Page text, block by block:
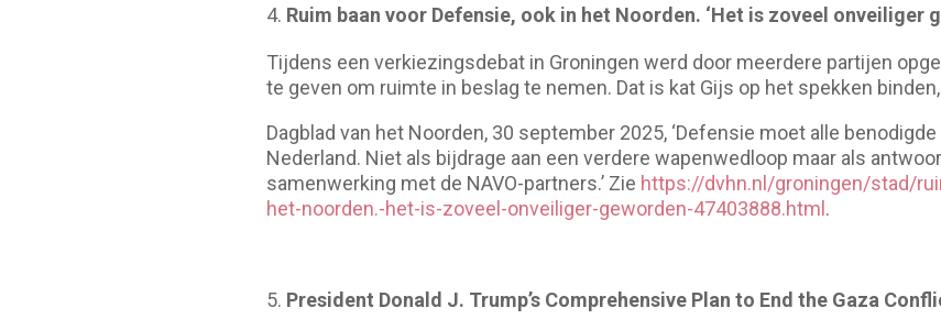
Ruim baan voor Defensie, ook in het Noorden. ‘Het is zoveel onveiliger
Tijdens een verkiezingsdebat in Groningen werd door meerdere partijen
te geven om ruimte in beslag te nemen. Dat is kat Gijs op het spekken
Dagblad van het Noorden, 30 september 2025, ‘Defensie moet alle
Nederland. Niet als bijdrage aan een verdere wapenwedloop maar als
samenwerking met de NAVO-partners.’ Zie https://dvhn.nl/groningen/stad/
het-noorden.-het-is-zoveel-onveiliger-geworden-47403888.html .
President Donald J. Trump’s Comprehensive Plan to End the Gaza